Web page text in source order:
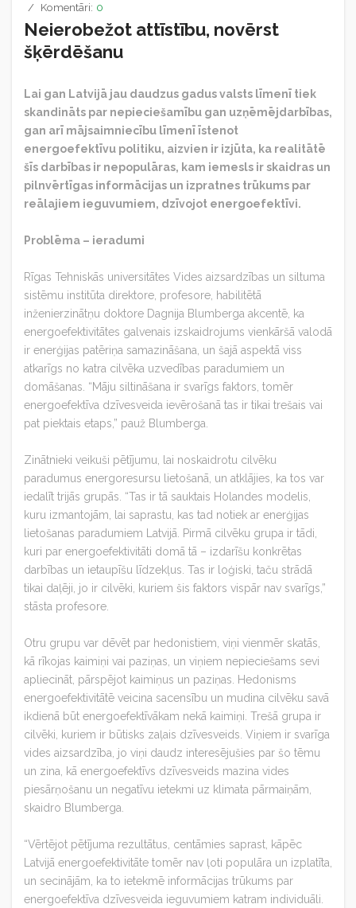
Komentāri: 0
Neierobežot attīstību, novērst
šķērdēšanu
Lai gan Latvijā jau daudzus gadus valsts līmenī tiek
skandināts par nepieciešamību gan uzņēmējdarbības,
gan arī mājsaimniecību līmenī īstenot
energoefektīvu politiku, aizvien ir izjūta, ka realitātē
šīs darbības ir nepopulāras, kam iemesls ir skaidras un
pilnvērtīgas informācijas un izpratnes trūkums par
reālajiem ieguvumiem, dzīvojot energoefektīvi.
Problēma – ieradumi
Rīgas Tehniskās universitātes Vides aizsardzības un siltuma
sistēmu institūta direktore, profesore, habilitētā
inženierzinātņu doktore Dagnija Blumberga akcentē, ka
energoefektivitātes galvenais izskaidrojums vienkāršā valodā
ir enerģijas patēriņa samazināšana, un šajā aspektā viss
atkarīgs no katra cilvēka uzvedības paradumiem un
domāšanas. “Māju siltināšana ir svarīgs faktors, tomēr
energoefektīva dzīvesveida ievērošanā tas ir tikai trešais vai
pat piektais etaps,” pauž Blumberga.
Zinātnieki veikuši pētījumu, lai noskaidrotu cilvēku
paradumus energoresursu lietošanā, un atklājies, ka tos var
iedalīt trijās grupās. “Tas ir tā sauktais Holandes modelis,
kuru izmantojām, lai saprastu, kas tad notiek ar enerģijas
lietošanas paradumiem Latvijā. Pirmā cilvēku grupa ir tādi,
kuri par energoefektivitāti domā tā – izdarīšu konkrētas
darbības un ietaupīšu līdzekļus. Tas ir loģiski, taču strādā
tikai daļēji, jo ir cilvēki, kuriem šis faktors vispār nav svarīgs,”
stāsta profesore.
Otru grupu var dēvēt par hedonistiem, viņi vienmēr skatās,
kā rīkojas kaimiņi vai paziņas, un viņiem nepieciešams sevi
apliecināt, pārspējot kaimiņus un paziņas. Hedonisms
energoefektivitātē veicina sacensību un mudina cilvēku savā
ikdienā būt energoefektīvākam nekā kaimiņi. Trešā grupa ir
cilvēki, kuriem ir būtisks zaļais dzīvesveids. Viņiem ir svarīga
vides aizsardzība, jo viņi daudz interesējušies par šo tēmu
un zina, kā energoefektīvs dzīvesveids mazina vides
piesārņošanu un negatīvu ietekmi uz klimata pārmaiņām,
skaidro Blumberga.
“Vērtējot pētījuma rezultātus, centāmies saprast, kāpēc
Latvijā energoefektivitāte tomēr nav ļoti populāra un izplatīta,
un secinājām, ka to ietekmē informācijas trūkums par
energoefektīva dzīvesveida ieguvumiem katram individuāli.